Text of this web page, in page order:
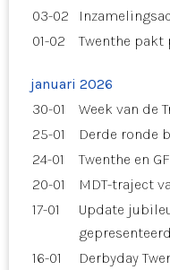
03-02
01-02
Twenthe
januari 2026
30-01
Week van de
25-01
Derde ronde
24-01
Twenthe en
20-01
MDT-traject
17-01
Update
gepresenteerd
16-01
Derbyday